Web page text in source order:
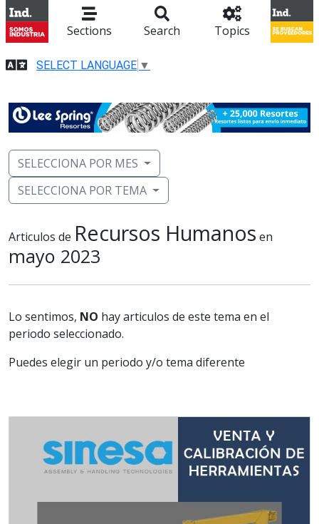
Sections Search Topics
SELECT LANGUAGE ▼
SELECCIONA POR MES
SELECCIONA POR TEMA
Articulos de Recursos Humanos en
mayo 2023
Lo sentimos, NO hay articulos de este tema en el
periodo seleccionado.
Puedes elegir un periodo y/o tema diferente